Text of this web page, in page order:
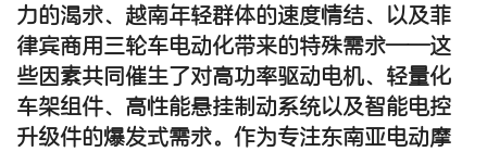
力的渴求、越南年轻群体的速度情结、以及菲
律宾商用三轮车电动化带来的特殊需求——这
些因素共同催生了对高功率驱动电机、轻量化
车架组件、高性能悬挂制动系统以及智能电控
升级件的爆发式需求。作为专注东南亚电动摩